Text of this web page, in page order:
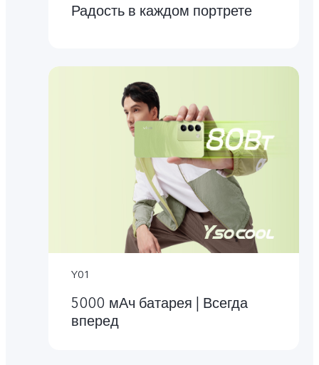
Радость в каждом портрете
Y01
5000 мАч батарея | Всегда
вперед